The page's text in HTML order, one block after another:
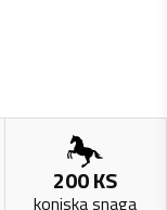
200KS
konjska snaga